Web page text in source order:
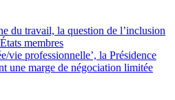
du travail, la question de l’inclusion
membres
vie professionnelle’, la Présidence
une marge de négociation limitée